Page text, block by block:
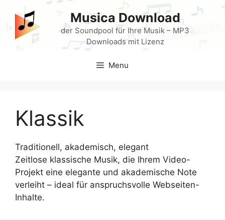
content
Musica Download
der Soundpool für Ihre Musik – MP3
Downloads mit Lizenz
Menu
Klassik
Traditionell, akademisch, elegant
Zeitlose klassische Musik, die Ihrem Video-
Projekt eine elegante und akademische Note
verleiht – ideal für anspruchsvolle Webseiten-
Inhalte.